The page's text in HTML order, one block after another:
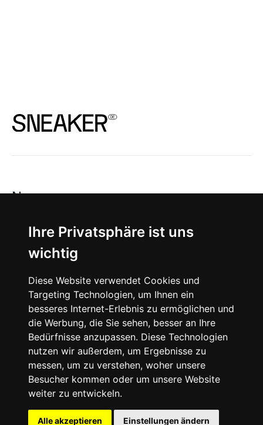
Ihre Privatsphäre ist uns
wichtig
Diese Website verwendet Cookies und
Targeting Technologien, um Ihnen ein
besseres Internet-Erlebnis zu ermöglichen und
die Werbung, die Sie sehen, besser an Ihre
Bedürfnisse anzupassen. Diese Technologien
nutzen wir außerdem, um Ergebnisse zu
messen, um zu verstehen, woher unsere
Besucher kommen oder um unsere Website
weiter zu entwickeln.
Alle akzeptieren Einstellungen ändern
News
About
Instagram
Facebook
© 2024 SNEAKERᴰᴱ, All rights reserved.
Impressum Datenschutz